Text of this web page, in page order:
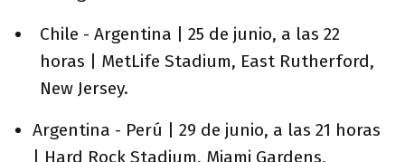
Chile - Argentina | 25 de junio, a las 22
horas | MetLife Stadium, East Rutherford,
New Jersey.
Argentina - Perú | 29 de junio, a las 21 horas
| Hard Rock Stadium, Miami Gardens,